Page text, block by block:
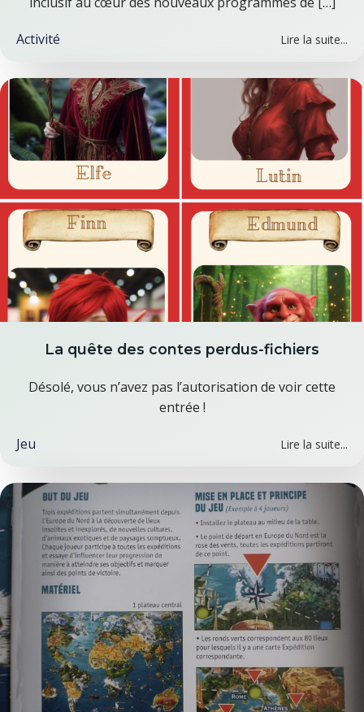
Activité Lire la suite...
La quête des contes perdus-fichiers
Désolé, vous n’avez pas l’autorisation de voir cette
entrée !
Jeu Lire la suite...